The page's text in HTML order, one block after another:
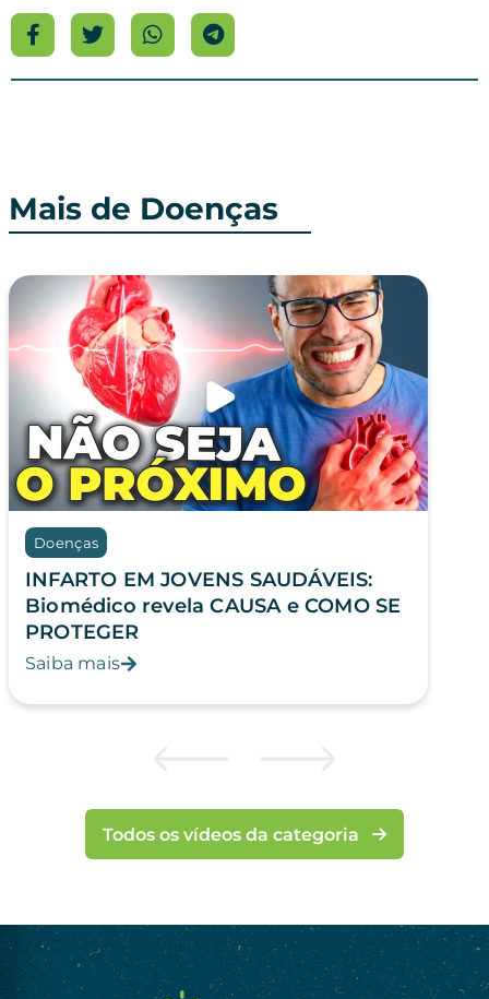
Mais de Doenças
Doenças
INFARTO EM JOVENS SAUDÁVEIS:
Biomédico revela CAUSA e COMO SE
PROTEGER
Saiba mais
Todos os vídeos da categoria